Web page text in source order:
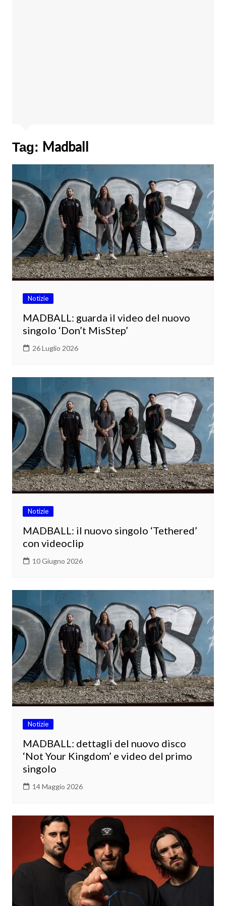
Tag: Madball
Notizie
MADBALL: guarda il video del nuovo
singolo ‘Don’t MisStep’
26 Luglio 2026
Notizie
MADBALL: il nuovo singolo ‘Tethered’
con videoclip
10 Giugno 2026
Notizie
MADBALL: dettagli del nuovo disco
‘Not Your Kingdom’ e video del primo
singolo
14 Maggio 2026